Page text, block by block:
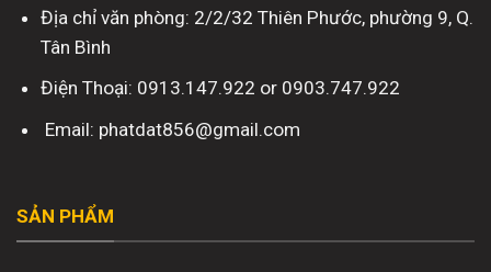
Địa chỉ văn phòng: 2/2/32 Thiên Phước, phường 9, Q.
Tân Bình
Điện Thoại: 0913.147.922 or 0903.747.922
Email: phatdat856@gmail.com
SẢN PHẨM